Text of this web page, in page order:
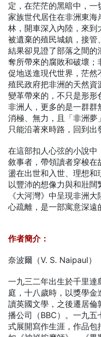
定，在茫茫的黑暗中，一
家族世代居住在非洲東海
林，開車深入內陸，來到
被遺棄的殖民城鎮，接管
結果卻見證了部落之間的
奪所帶來的腐敗和破壞；
促地送進現代世界，茫然
殖民政府把非洲的天然資
變革帶來的，不只是形形
非洲人，更多的是一群群
消極、無力，且「非洲夢
只能沿著來時路，回到出
在這部扣人心弦的小說中
敘事者，帶領讀者穿梭在
盪在出世和入世、理想和
以豐沛的想像力與和壯闊
《大河灣》中呈現非洲
心疏離，是一部寓意深遠
作者簡介：
奈波爾（V. S. Naipaul）
一九三二年出生於千里達
庭，十八歲時，以獎學金
讀英國文學，之後遷居倫
播公司（BBC）。一九五
式展開寫作生涯，作品包